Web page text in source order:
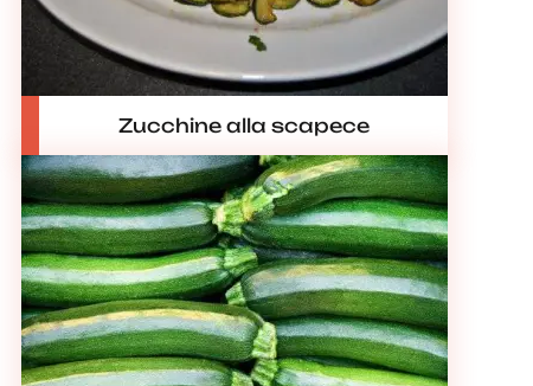
Zucchine alla scapece